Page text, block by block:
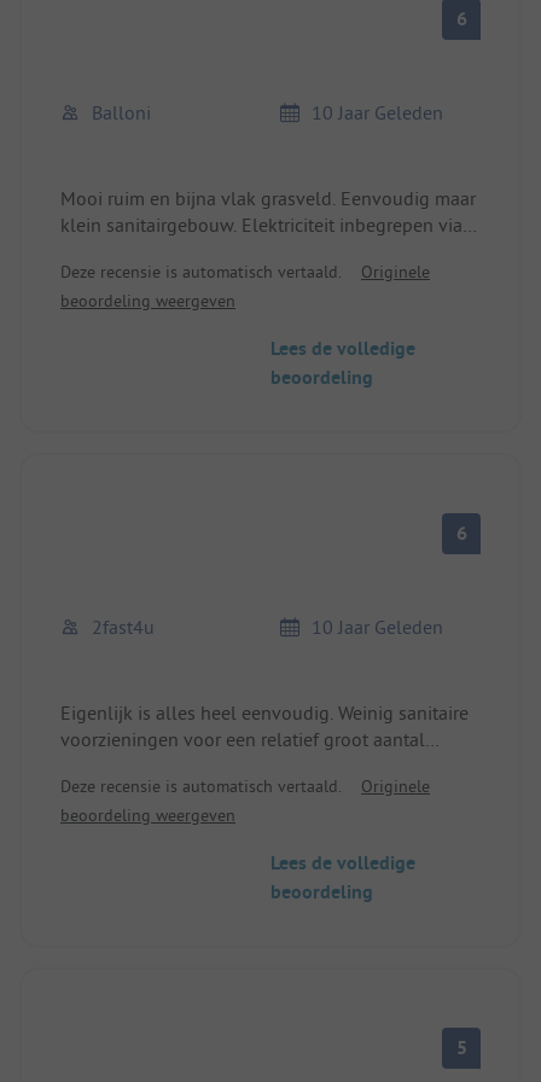
6
Balloni 10 Jaar Geleden
Mooi ruim en bijna vlak grasveld. Eenvoudig maar
klein sanitairgebouw. Elektriciteit inbegrepen via
per apparaat, dus iPhone en iPad samen is niet
mogelijk. Spoorlijn rijdt direct langs de rivier. Ook
Deze recensie is automatisch vertaald.
Originele
beoordeling weergeven
Lees de volledige
beoordeling
6
2fast4u 10 Jaar Geleden
Eigenlijk is alles heel eenvoudig. Weinig sanitaire
voorzieningen voor een relatief groot aantal
omschrijving. Typische Zwitserse prijsstelling, die
snel vergeten wordt met het oog op het geweldige
Deze recensie is automatisch vertaald.
Originele
beoordeling weergeven
Lees de volledige
beoordeling
5